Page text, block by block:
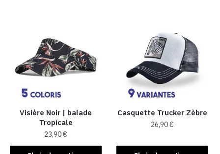
Les
options
peuvent
être
choisies
sur
la
page
produit
Visière Noir | balade
Tropicale
23,90€
Casquette Trucker Zèbre
26,90€